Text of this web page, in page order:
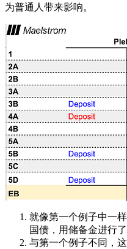
为普通人带来影响。
就像第一个例子中一
国债，用储备金进行
与第一个例子不同，